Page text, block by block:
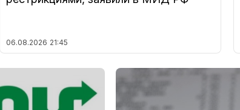
06.08.2026 21:45